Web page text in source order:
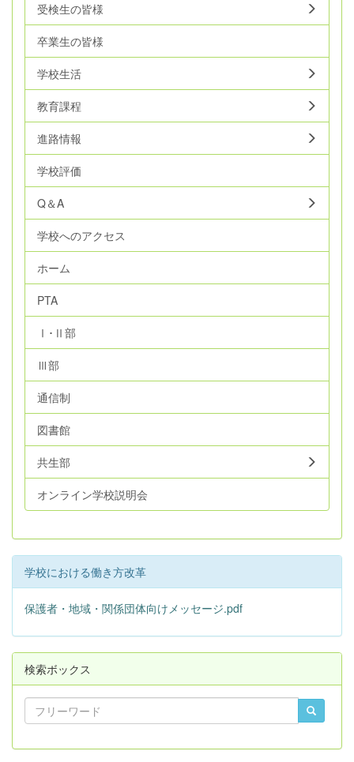
受検生の皆様
卒業生の皆様
学校生活
教育課程
進路情報
学校評価
Q＆A
学校へのアクセス
ホーム
PTA
Ⅰ･Ⅱ部
Ⅲ部
通信制
図書館
共生部
オンライン学校説明会
学校における働き方改革
保護者・地域・関係団体向けメッセージ.pdf
検索ボックス